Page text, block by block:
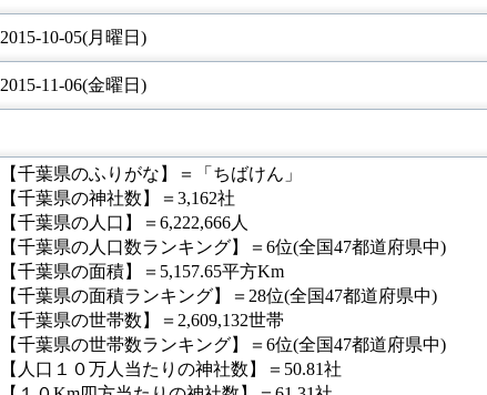
2015-10-05(月曜日)
2015-11-06(金曜日)
【千葉県のふりがな】＝「ちばけん」
【千葉県の神社数】＝3,162社
【千葉県の人口】＝6,222,666人
【千葉県の人口数ランキング】＝6位(全国47都道府県中)
【千葉県の面積】＝5,157.65平方Km
【千葉県の面積ランキング】＝28位(全国47都道府県中)
【千葉県の世帯数】＝2,609,132世帯
【千葉県の世帯数ランキング】＝6位(全国47都道府県中)
【人口１０万人当たりの神社数】＝50.81社